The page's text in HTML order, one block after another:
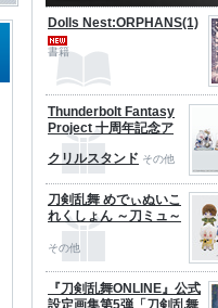
Dolls Nest:ORPHANS(1)
書籍
Thunderbolt Fantasy
Project 十周年記念ア
クリルスタンド その他
刀剣乱舞 めでぃぬいこ
れくしょん ～刀ミュ～
その他
『刀剣乱舞ONLINE』公式
設定画集第5弾「刀剣乱舞